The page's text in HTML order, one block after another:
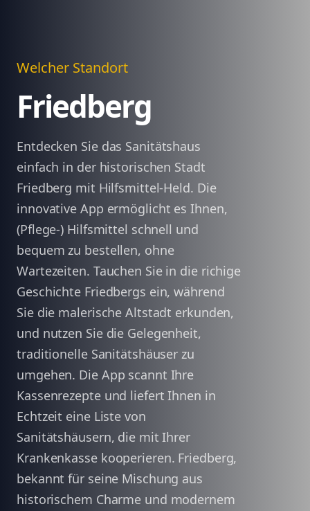
Welcher Standort
Friedberg
Entdecken Sie das Sanitätshaus
einfach in der historischen Stadt
Friedberg mit Hilfsmittel-Held. Die
innovative App ermöglicht es Ihnen,
(Pflege-) Hilfsmittel schnell und
bequem zu bestellen, ohne
Wartezeiten. Tauchen Sie in die richige
Geschichte Friedbergs ein, während
Sie die malerische Altstadt erkunden,
und nutzen Sie die Gelegenheit,
traditionelle Sanitätshäuser zu
umgehen. Die App scannt Ihre
Kassenrezepte und liefert Ihnen in
Echtzeit eine Liste von
Sanitätshäusern, die mit Ihrer
Krankenkasse kooperieren. Friedberg,
bekannt für seine Mischung aus
historischem Charme und modernem